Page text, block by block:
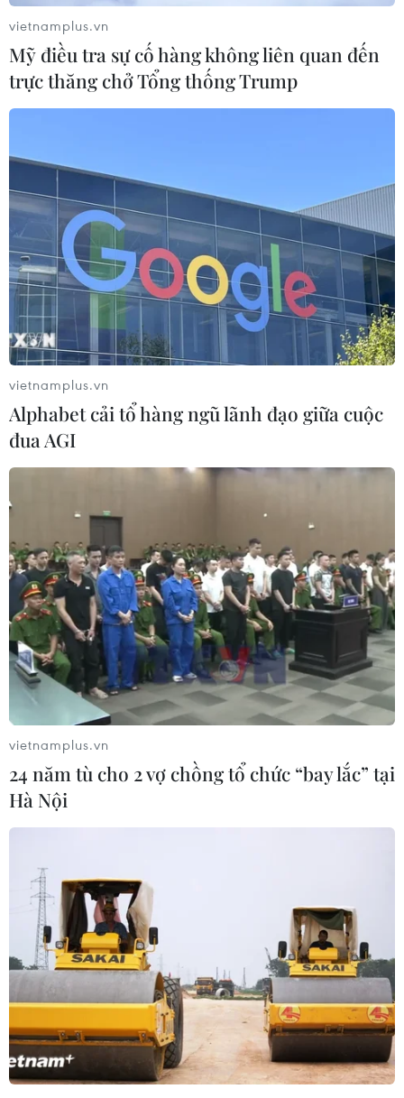
#Trung tâm Dự báo Khí tượng Thủy văn Quốc gia
Trung Quốc
Thiên tai bão lũ
Cảnh báo lũ quét, sạt lở đất ở 8 tỉnh khu vực
Bắc Bộ và Thanh Hóa
Mưa lớn kéo dài gây thiệt hại khoảng 15 tỷ
đồng tại Tuyên Quang
Gần 40 điểm bị sạt lở đất do mưa lớn tại Lào
Cai
Bão số 3 gây gió mạnh, sóng cao trên vùng biển
phía Đông Nam
hơn
TIN LIÊN QUAN
vietnamplus.vn
Mỹ điều tra sự cố hàng không liên quan đến
trực thăng chở Tổng thống Trump
vietnamplus.vn
Alphabet cải tổ hàng ngũ lãnh đạo giữa cuộc
đua AGI
vietnamplus.vn
24 năm tù cho 2 vợ chồng tổ chức “bay lắc” tại
Hà Nội